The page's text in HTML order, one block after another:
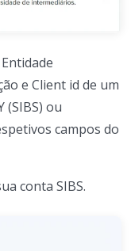
e Client id de um
(SIBS) ou
campos do
conta SIBS.